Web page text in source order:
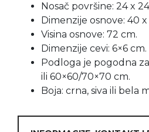
Nosač površine: 24 x
Dimenzije osnove: 40
Visina osnove: 72 cm.
Dimenzije cevi: 6×6 cm.
Podloga je pogodna
ili 60×60/70×70 cm.
Boja: crna, siva ili bela